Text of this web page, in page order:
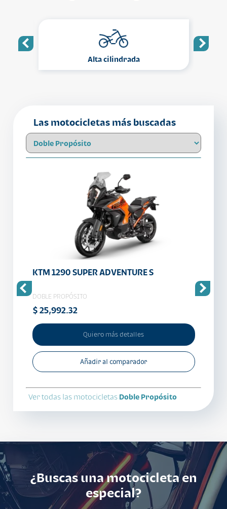
Alta cilindrada
Las motocicletas más buscadas
KTM 1290 SUPER ADVENTURE S
DOBLE PROPÓSITO
$ 25,992.32
Quiero más detalles
Añadir al comparador
DOBLE
Ver todas las motocicletas Doble Propósito
¿Buscas una motocicleta en
especial?